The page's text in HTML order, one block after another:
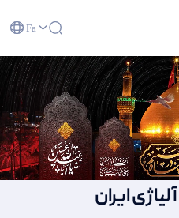
Fa
ایران(سهامی
ایران